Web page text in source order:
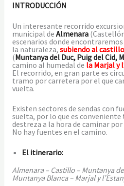
INTRODUCCIÓN
Un interesante recorrido
municipal de Almenara
escenarios donde
la naturaleza, subiendo al castillo
(Muntanya del Duc, Puig del Cid,
camino al humedal de la Marjal y
El recorrido, en gran parte es
tramo por carretera por el que
vuelta.
Existen sectores de sendas con
suelta, por lo que es
destreza a la hora de caminar
No hay fuentes en el camino.
El itinerario:
Almenara – Castillo – Muntanya
Muntanya Blanca – Marjal y